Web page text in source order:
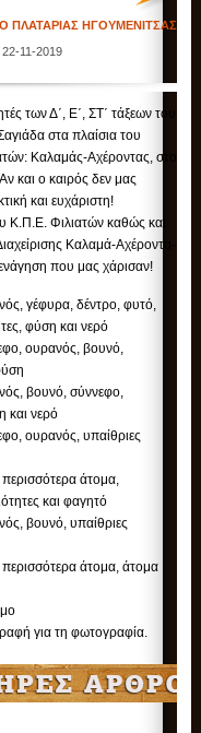
ΠΛΑΤΑΡΙΑΣ ΗΓΟΥΜΕΝΙΤΣΑΣ
22-11-2019
των Δ΄, Ε΄, ΣΤ΄ τάξεων του
στα πλαίσια του
Καλαμάς-Αχέροντας, στο
και ο καιρός δεν μας
και ευχάριστη!
Κ.Π.Ε. Φιλιατών καθώς και
Καλαμά-Αχέροντα-
που μας χάρισαν!